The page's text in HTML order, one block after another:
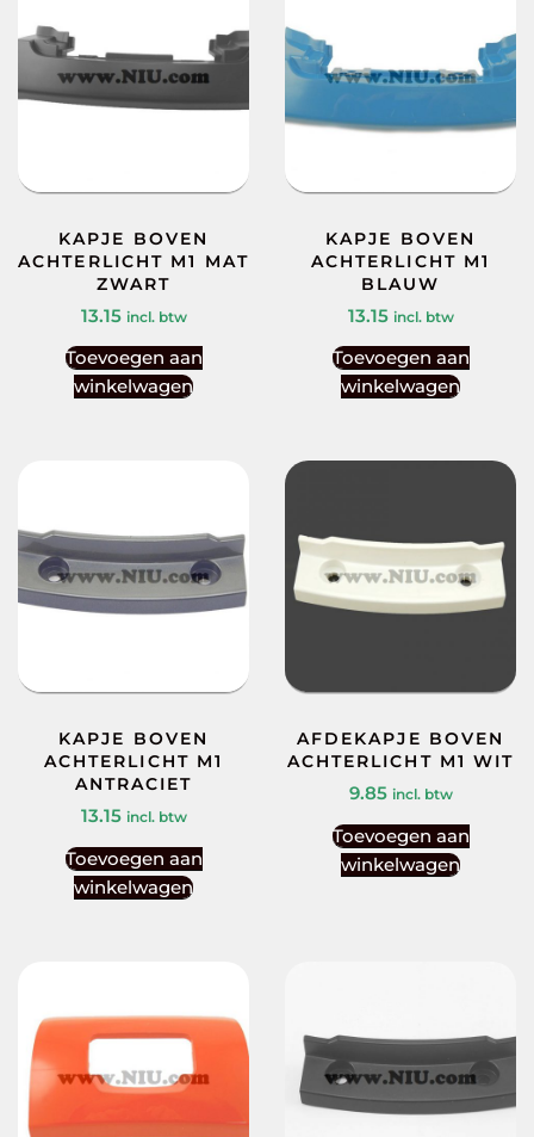
KAPJE BOVEN
ACHTERLICHT M1 MAT
ZWART
13.15 incl. btw
Toevoegen aan
winkelwagen
KAPJE BOVEN
ACHTERLICHT M1
BLAUW
13.15 incl. btw
Toevoegen aan
winkelwagen
KAPJE BOVEN
ACHTERLICHT M1
ANTRACIET
13.15 incl. btw
Toevoegen aan
winkelwagen
AFDEKAPJE BOVEN
ACHTERLICHT M1 WIT
9.85 incl. btw
Toevoegen aan
winkelwagen